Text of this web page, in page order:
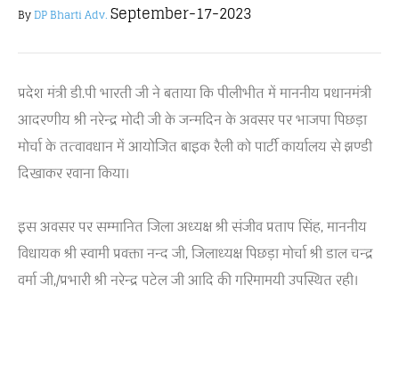
ByDP Bharti Adv.September-17-2023
प्रदेश मंत्री डी.पी भारती जी ने बताया कि पीलीभीत में माननीय प्रधानमंत्री
आदरणीय श्री नरेन्द्र मोदी जी के जन्मदिन के अवसर पर भाजपा पिछड़ा
मोर्चा के तत्वावधान में आयोजित बाइक रैली को पार्टी कार्यालय से झण्डी
दिखाकर रवाना किया।
इस अवसर पर सम्मानित जिला अध्यक्ष श्री संजीव प्रताप सिंह, माननीय
विधायक श्री स्वामी प्रवक्ता नन्द जी, जिलाध्यक्ष पिछड़ा मोर्चा श्री डाल चन्द्र
वर्मा जी,/प्रभारी श्री नरेन्द्र पटेल जी आदि की गरिमामयी उपस्थित रही।